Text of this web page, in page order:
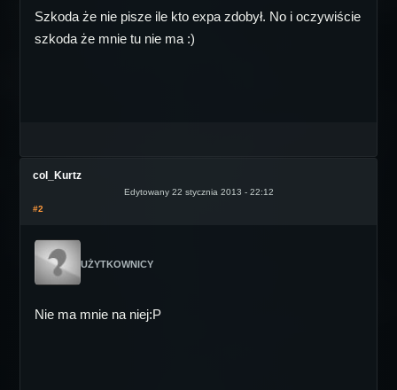
Szkoda że nie pisze ile kto expa zdobył. No i oczywiście
szkoda że mnie tu nie ma :)
col_Kurtz
Edytowany 22 stycznia 2013 - 22:12
#2
UŻYTKOWNICY
Nie ma mnie na niej:P